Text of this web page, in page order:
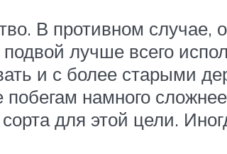
В противном случае,
лучше всего
и с более старыми
намного
для этой цели.